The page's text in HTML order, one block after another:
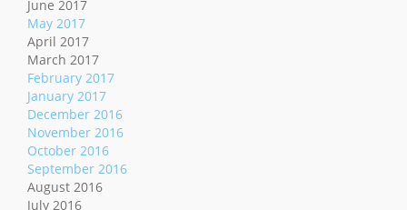
June 2017
May 2017
April 2017
March 2017
February 2017
January 2017
December 2016
November 2016
October 2016
September 2016
August 2016
July 2016